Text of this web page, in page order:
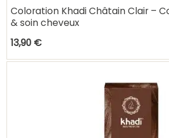
Coloration Khadi Châtain Clair –
& soin cheveux
13,90 €